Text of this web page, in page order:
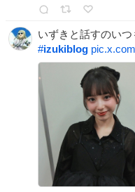
いずきと話すのい
#izukiblog